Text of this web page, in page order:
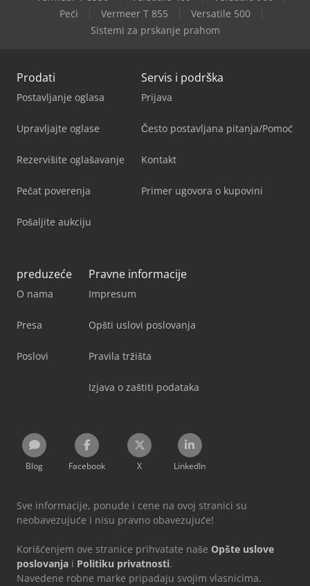
Peći
Vermeer T 855
Versatile 500
Sistemi za prskanje prahom
Prodati
Postavljanje oglasa
Upravljajte oglase
Rezervišite oglašavanje
Pečat poverenja
Pošaljite aukciju
Servis i podrška
Prijava
Često postavljana pitanja/Pomoć
Kontakt
Primer ugovora o kupovini
preduzeće
O nama
Presa
Poslovi
Pravne informacije
Impresum
Opšti uslovi poslovanja
Pravila tržišta
Izjava o zaštiti podataka
Blog Facebook X LinkedIn
Sve informacije, ponude i cene na ovoj stranici su
neobavezujuće i nisu pravno obavezujuće!
Korišćenjem ove stranice prihvatate naše Opšte uslove
poslovanja i Politiku privatnosti.
Navedene robne marke pripadaju svojim vlasnicima.